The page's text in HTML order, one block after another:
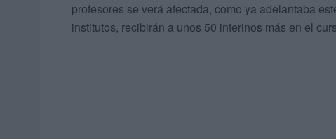
profesores se verá afectada, como ya adelantaba
institutos, recibirán a unos 50 interinos más en el